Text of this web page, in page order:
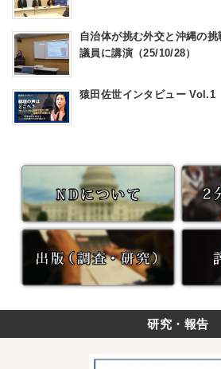
自治体が挑む外交と沖縄の
議員に講演（25/10/28）
猿田佐世インタビュー Vol.1
研究・報告